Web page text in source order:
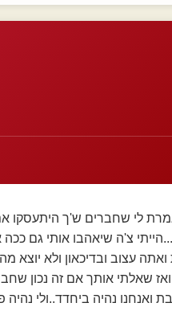
לי שחברים ש'ך היתעסקו
צ'ה שיאהבו אותי גם
עצוב ובדיכאון ולא יוצא
שאלתי אותך אם זה נכון
ואנחנו נהיה ביחדד..ולי